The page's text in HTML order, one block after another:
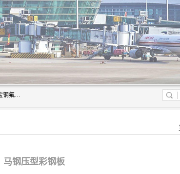
上海轩本实业有限公司主营产品：宝钢彩钢板、宝钢彩钢卷、宝钢彩涂板、宝钢彩涂卷、宝钢高耐候彩钢板，宝钢氟碳彩钢板。是一家集钢铁贸易，物流、加工为一体的产业全配套公司。
马钢压型彩钢板